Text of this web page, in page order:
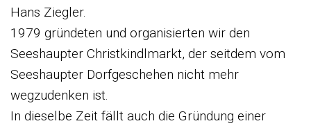
Hans Ziegler.
1979 gründeten und organisierten wir den
Seeshaupter Christkindlmarkt, der seitdem vom
Seeshaupter Dorfgeschehen nicht mehr
wegzudenken ist.
In dieselbe Zeit fällt auch die Gründung einer